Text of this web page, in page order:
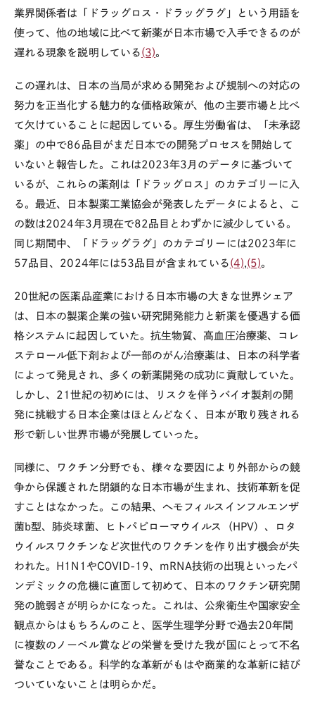
業界関係者は「ドラッグロス・ドラッグラグ」という用語を
使って、他の地域に比べて新薬が日本市場で入手できるのが
遅れる現象を説明している (3)。
この遅れは、日本の当局が求める開発および規制への対応の
努力を正当化する魅力的な価格政策が、他の主要市場と比べ
て欠けていることに起因している。厚生労働省は、「未承認
薬」の中で86品目がまだ日本での開発プロセスを開始して
いないと報告した。これは2023年3月のデータに基づいて
いるが、これらの薬剤は「ドラッグロス」のカテゴリーに入
る。最近、日本製薬工業協会が発表したデータによると、こ
の数は2024年3月現在で82品目とわずかに減少している。
同じ期間中、「ドラッグラグ」のカテゴリーには2023年に
57品目、2024年には53品目が含まれている (4),(5)。
20世紀の医薬品産業における日本市場の大きな世界シェア
は、日本の製薬企業の強い研究開発能力と新薬を優遇する価
格システムに起因していた。抗生物質、高血圧治療薬、コレ
ステロール低下剤および一部のがん治療薬は、日本の科学者
によって発見され、多くの新薬開発の成功に貢献していた。
しかし、 21世紀の初めには、リスクを伴うバイオ製剤の開
発に挑戦する日本企業はほとんどなく、日本が取り残される
形で新しい世界市場が発展していった。
同様に、ワクチン分野でも、様々な要因により外部からの競
争から保護された閉鎖的な日本市場が生まれ、技術革新を促
すことはなかった。この結果、へモフィルスインフルエンザ
菌b型、肺炎球菌、ヒトパピローマウイルス（HPV）、ロタ
ウイルスワクチンなど次世代のワクチンを作り出す機会が失
われた。H1N1やCOVID-19、mRNA技術の出現といったパ
ンデミックの危機に直面して初めて、日本のワクチン研究開
発の脆弱さが明らかになった。これは、公衆衛生や国家安全
観点からはもちろんのこと、医学生理学分野で過去20年間
に複数のノーベル賞などの栄誉を受けた我が国にとって不名
誉なことである。科学的な革新がもはや商業的な革新に結び
ついていないことは明らかだ。